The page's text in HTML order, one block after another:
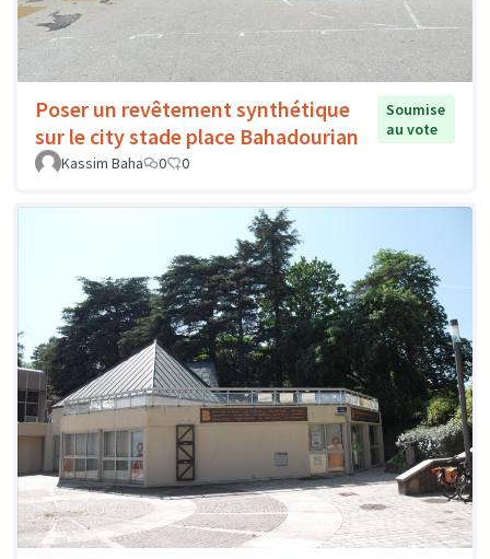
Poser un revêtement synthétique
sur le city stade place Bahadourian
Soumise
au vote
Kassim Baha
0 0